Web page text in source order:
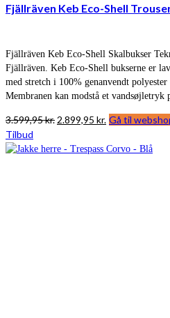
Fjällräven Keb Eco-Shell
Fjällräven Keb Eco-Shell Skalbukser
Fjällräven. Keb Eco-Shell bukserne er
med stretch i 100% genanvendt
Membranen kan modstå et vandsøjletryk
3.599,95kr. Den
pris
2.899,95 kr. Den
pris
Gå til
Tilbud